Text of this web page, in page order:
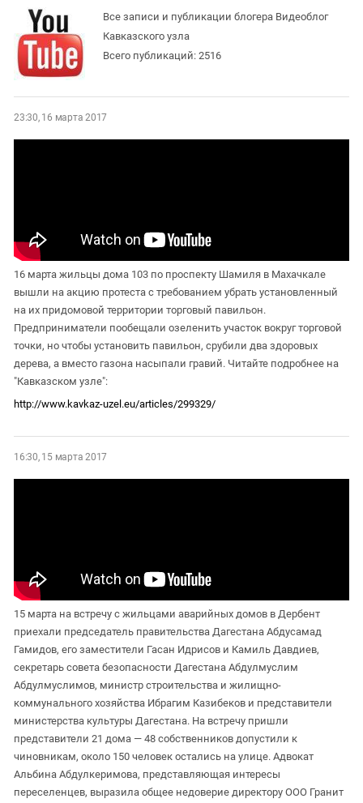
КАВКАЗ ЗА ПАЛЕСТИНУ
ИНАКОМЫСЛИЕ В ЧЕЧНЕ
ПРЕСЛЕДОВАНИЕ АКТИВИСТОВ
Дагестан
Ингушетия
Кабардино-Балкария
Карачаево-Черкесия
Краснодарский край
Северная Осетия - Алания
СКФО
Ставропольский край
Чечня
Южная Осетия
Южный Кавказ
Все записи и публикации блогера Видеоблог
Кавказского узла
Всего публикаций: 2516
23:30, 16 марта 2017
16 марта жильцы дома 103 по проспекту Шамиля в Махачкале
вышли на акцию протеста с требованием убрать установленный
на их придомовой территории торговый павильон.
Предприниматели пообещали озеленить участок вокруг торговой
точки, но чтобы установить павильон, срубили два здоровых
дерева, а вместо газона насыпали гравий. Читайте подробнее на
"Кавказском узле":
http://www.kavkaz-uzel.eu/articles/299329/
16:30, 15 марта 2017
15 марта на встречу с жильцами аварийных домов в Дербент
приехали председатель правительства Дагестана Абдусамад
Гамидов, его заместители Гасан Идрисов и Камиль Давдиев,
секретарь совета безопасности Дагестана Абдулмуслим
Абдулмуслимов, министр строительства и жилищно-
коммунального хозяйства Ибрагим Казибеков и представители
министерства культуры Дагестана. На встречу пришли
представители 21 дома — 48 собственников допустили к
чиновникам, около 150 человек остались на улице. Адвокат
Альбина Абдулкеримова, представляющая интересы
переселенцев, выразила общее недоверие директору ООО Гранит